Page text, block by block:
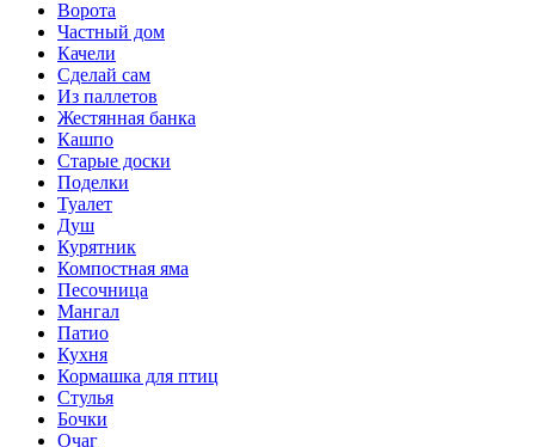
Ворота
Частный дом
Качели
Сделай сам
Из паллетов
Жестянная банка
Кашпо
Старые доски
Поделки
Туалет
Душ
Курятник
Компостная яма
Песочница
Мангал
Патио
Кухня
Кормашка для птиц
Стулья
Бочки
Очаг